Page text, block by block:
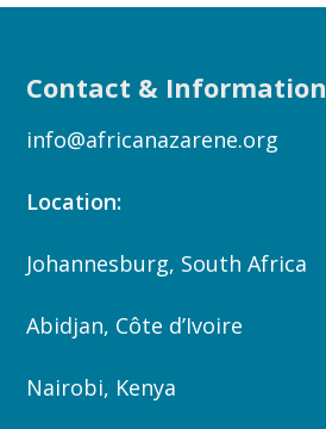
Contact & Information
info@africanazarene.org
Location:
Johannesburg, South Africa
Abidjan, Côte d’Ivoire
Nairobi, Kenya